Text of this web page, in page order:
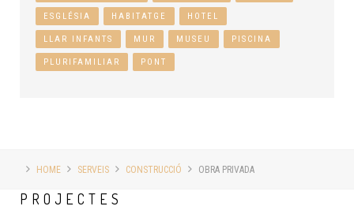
ESGLÉSIA HABITATGE HOTEL
LLAR INFANTS MUR MUSEU PISCINA
PLURIFAMILIAR PONT
HOME SERVEIS CONSTRUCCIÓ OBRA PRIVADA
PROJECTES